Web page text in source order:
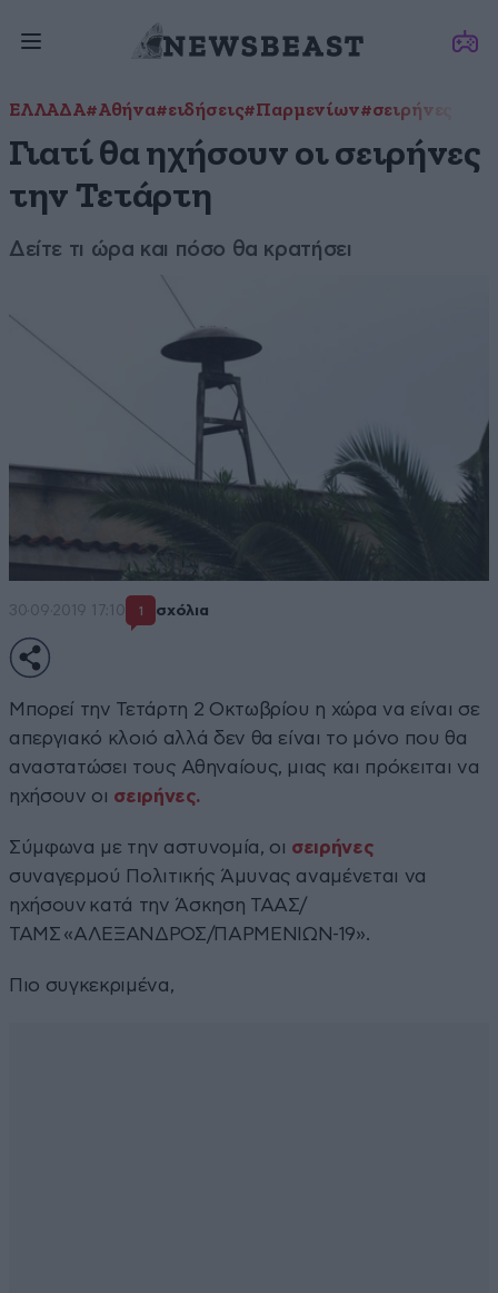
ΕΛΛΑΔΑ#Αθήνα#ειδήσεις#Παρμενίων#σειρήνες
Γιατί θα ηχήσουν οι σειρήνες
την Τετάρτη
Δείτε τι ώρα και πόσο θα κρατήσει
30·09·2019 17:10 1 σχόλια
Μπορεί την Τετάρτη 2 Οκτωβρίου η χώρα να είναι σε
απεργιακό κλοιό αλλά δεν θα είναι το μόνο που θα
αναστατώσει τους Αθηναίους, μιας και πρόκειται να
ηχήσουν οι σειρήνες.
Σύμφωνα με την αστυνομία, οι σειρήνες
συναγερμού Πολιτικής Άμυνας αναμένεται να
ηχήσουν κατά την Άσκηση ΤΑΑΣ/
ΤΑΜΣ «ΑΛΕΞΑΝΔΡΟΣ/ΠΑΡΜΕΝΙΩΝ-19».
Πιο συγκεκριμένα,